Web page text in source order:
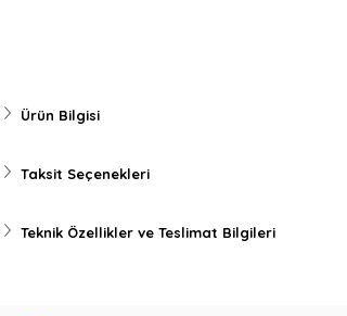
Ürün Bilgisi
Taksit Seçenekleri
Teknik Özellikler ve Teslimat Bilgileri